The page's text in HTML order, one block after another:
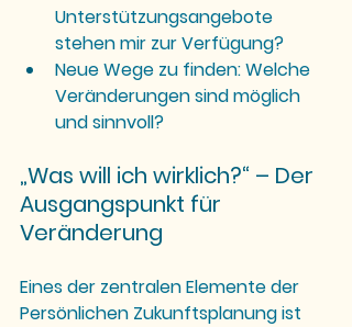
Unterstützungsangebote
stehen mir zur Verfügung?
Neue Wege zu finden: Welche
Veränderungen sind möglich
und sinnvoll?
„Was will ich wirklich?“ – Der
Ausgangspunkt für
Veränderung
Eines der zentralen Elemente der
Persönlichen Zukunftsplanung ist